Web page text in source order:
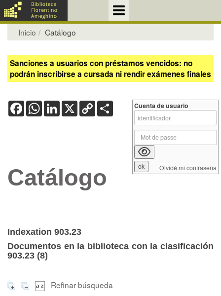
Inicio Catálogo
Sanciones a usuarios con préstamos vencidos: no
podrán inscribirse a cursada ni rendir exámenes finales
FacebookWhatsApp
LinkedIn
X Copy
Link
Catálogo
Indexation 903.23
Documentos en la biblioteca con la clasificación
903.23 (8)
Refinar búsqueda
Cuenta de usuario
Olvidé mi contraseña